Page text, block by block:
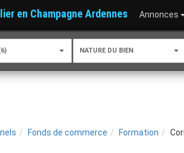
en Champagne Ardennes Annonces
NATURE DU BIEN
Fonds de commerce Formation